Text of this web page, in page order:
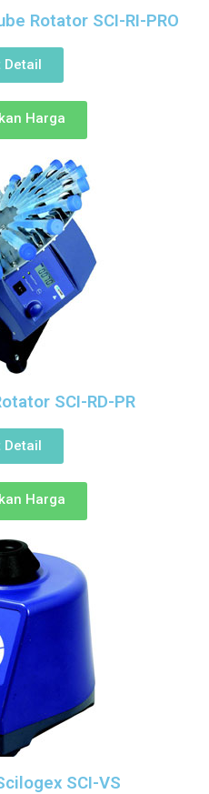
Rotator SCI-RI-PRO
Detail
Harga
SCI-RD-PR
Detail
Harga
SCI-VS